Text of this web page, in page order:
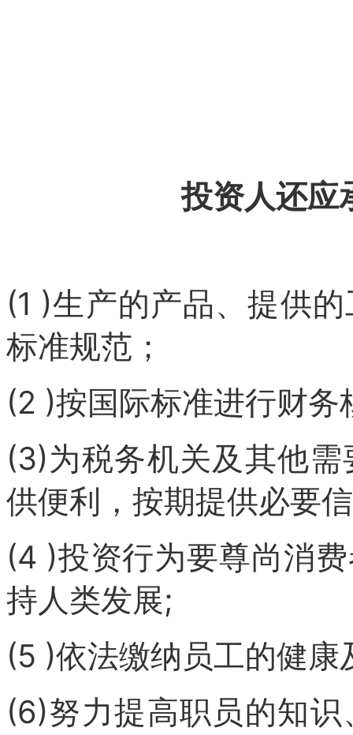
投资人还应
(1 )生产的产品、提供
标准规范；
(2 )按国际标准进行财务
(3)为税务机关及其他
供便利，按期提供必要
(4 )投资行为要尊尚消
持人类发展;
(5 )依法缴纳员工的健康
(6)努力提高职员的知